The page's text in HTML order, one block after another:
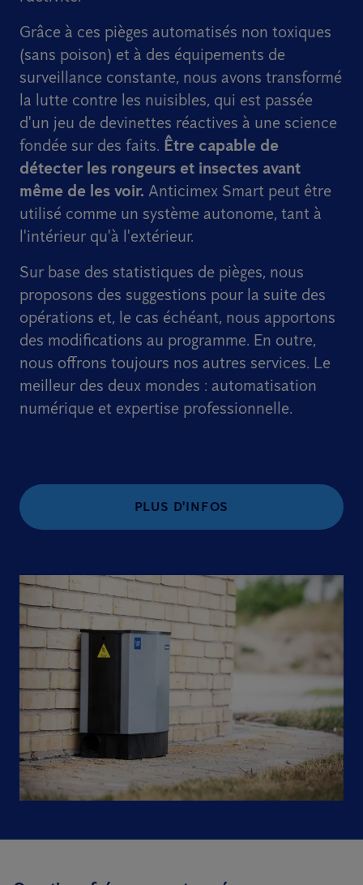
Grâce à ces pièges automatisés non toxiques
(sans poison) et à des équipements de
surveillance constante, nous avons transformé
la lutte contre les nuisibles, qui est passée
d'un jeu de devinettes réactives à une science
fondée sur des faits. Être capable de
détecter les rongeurs et insectes avant
même de les voir. Anticimex Smart peut être
utilisé comme un système autonome, tant à
l'intérieur qu'à l'extérieur.
Sur base des statistiques de pièges, nous
proposons des suggestions pour la suite des
opérations et, le cas échéant, nous apportons
des modifications au programme. En outre,
nous offrons toujours nos autres services. Le
meilleur des deux mondes : automatisation
numérique et expertise professionnelle.
PLUS D'INFOS